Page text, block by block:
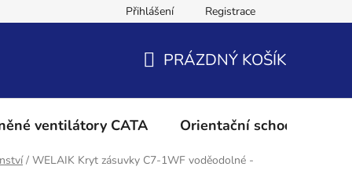
Podmínky ochrany osobních údajů Reklamační řád
Přihlášení Registrace
KOŠÍK
PRÁZDNÝ KOŠÍK
ventilátory CATA Orientační schodišťové
/ WELAIK Kryt zásuvky C7-1WF voděodolné -